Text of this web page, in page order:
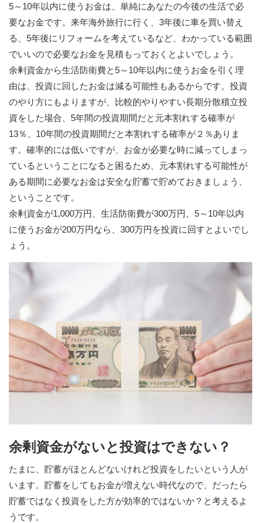
5～10年以内に使うお金は、単純にあなたの今後の生活で必
要なお金です。来年海外旅行に行く、3年後に車を買い替え
る、5年後にリフォームを考えているなど、わかっている範囲
でいいので必要なお金を見積もっておくとよいでしょう。
余剰資金から生活防衛費と5～10年以内に使うお金を引く理
由は、投資に回したお金は減る可能性もあるからです。投資
のやり方にもよりますが、比較的やりやすい長期分散積立投
資をした場合、5年間の投資期間だと元本割れする確率が
13％、10年間の投資期間だと本割れする確率が２％ありま
す。確率的には低いですが、お金が必要な時に減ってしまっ
ているということになると困るため、元本割れする可能性が
ある期間に必要なお金は安全な貯蓄で貯めておきましょう、
ということです。
余剰資金が1,000万円、生活防衛費が300万円、5～10年以内
に使うお金が200万円なら、300万円を投資に回すとよいでし
ょう。
余剰資金がないと投資はできない？
たまに、貯蓄がほとんどないけれど投資をしたいという人が
います。貯蓄をしてもお金が増えない時代なので、だったら
貯蓄ではなく投資をした方が効率的ではないか？と考えるよ
うです。